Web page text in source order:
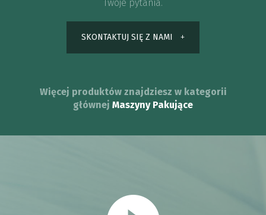
Twoje pytania.
SKONTAKTUJ SIĘ Z NAMI
Więcej produktów znajdziesz w kategorii
głównej Maszyny Pakujące